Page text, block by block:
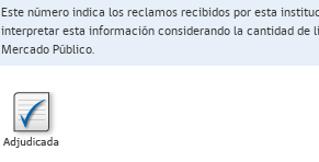
Este número indica los reclamos recibidos por esta
interpretar esta información considerando la cantidad
Mercado Público.